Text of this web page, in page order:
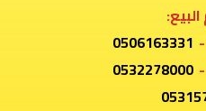
-
0506163331
-
0532278000